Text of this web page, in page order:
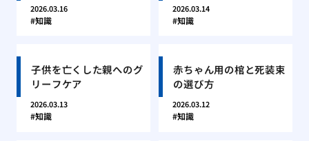
2026.03.16
知識
2026.03.14
知識
子供を亡くした親へのグ
リーフケア
2026.03.13
知識
赤ちゃん用の棺と死装束
の選び方
2026.03.12
知識